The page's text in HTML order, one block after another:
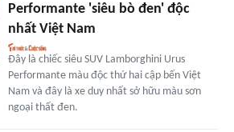
Performante 'siêu bò đen' độc
nhất Việt Nam
Đây là chiếc siêu SUV Lamborghini Urus
Performante màu độc thứ hai cập bến Việt
Nam và đây là xe duy nhất sở hữu màu sơn
ngoại thất đen.